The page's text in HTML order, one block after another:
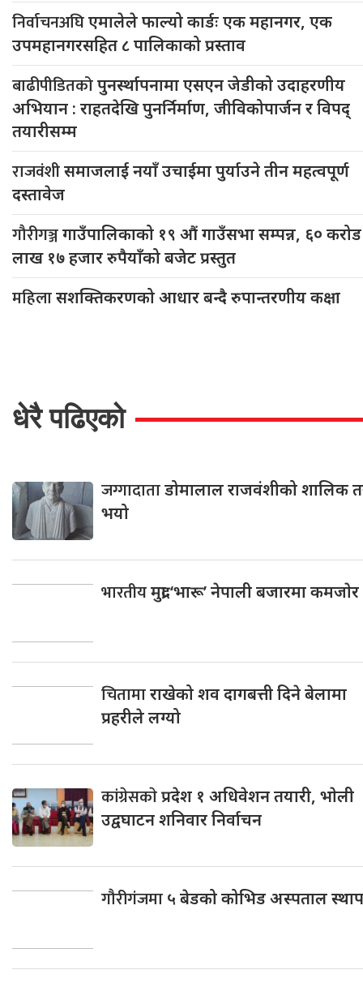
निर्वाचनअघिएमालेले फाल्यो कार्डः एक महानगर, एक
उपमहानगरसहित ८ पालिकाको प्रस्ताव
बाढीपीडितकोपुनर्स्थापनामा एसएन जेडीको उदाहरणीय
अभियान : राहतदेखि पुनर्निर्माण, जीविकोपार्जन र विपद्
तयारीसम्म
राजवंशीसमाजलाई नयाँ उचाईमा पुर्याउने तीन महत्वपूर्ण
दस्तावेज
गौरीगञ्जगाउँपालिकाको १९ औं गाउँसभा सम्पन्न, ६०
लाख १७ हजार रुपैयाँको बजेट प्रस्तुत
महिलासशक्तिकरणको आधार बन्दै रुपान्तरणीय कक्षा
धेरै पढिएको
जग्गादाताडोमालाल राजवंशीको शालिक
भयो
भारतीयमुद्रा ‘भारू’ नेपाली बजारमा कमजाेर
चितामाराखेको शव दागबत्ती दिने बेलामा
प्रहरीले लग्यो
कांग्रेसकाेप्रदेश १ अधिवेशन तयारी, भाेली
उद्वघाटन शनिवार निर्वाचन
गौरीगंजमा ५ बेडको कोभिड अस्पताल